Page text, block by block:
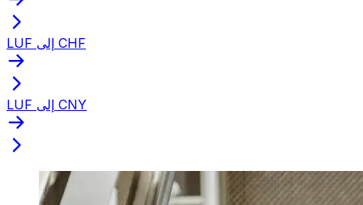
LUF إلى CHF
LUF إلى CNY